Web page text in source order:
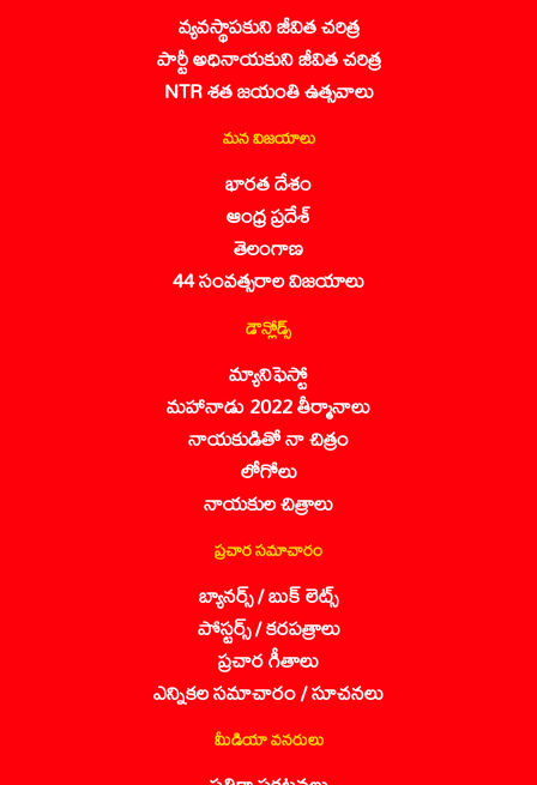
వ్యవస్థాపకుని జీవిత చరిత్ర
పార్టీ అధినాయకుని జీవిత చరిత్ర
NTR శత జయంతి ఉత్సవాలు
మన విజయాలు
భారత దేశం
ఆంధ్ర ప్రదేశ్
తెలంగాణ
44 సంవత్సరాల విజయాలు
డౌన్లోడ్స్
మ్యానిఫెస్టో
మహానాడు 2022 తీర్మానాలు
నాయకుడితో నా చిత్రం
లోగోలు
నాయకుల చిత్రాలు
ప్రచార సమాచారం
బ్యానర్స్ / బుక్ లెట్స్
పోస్టర్స్ / కరపత్రాలు
ప్రచార గీతాలు
ఎన్నికల సమాచారం / సూచనలు
మీడియా వనరులు